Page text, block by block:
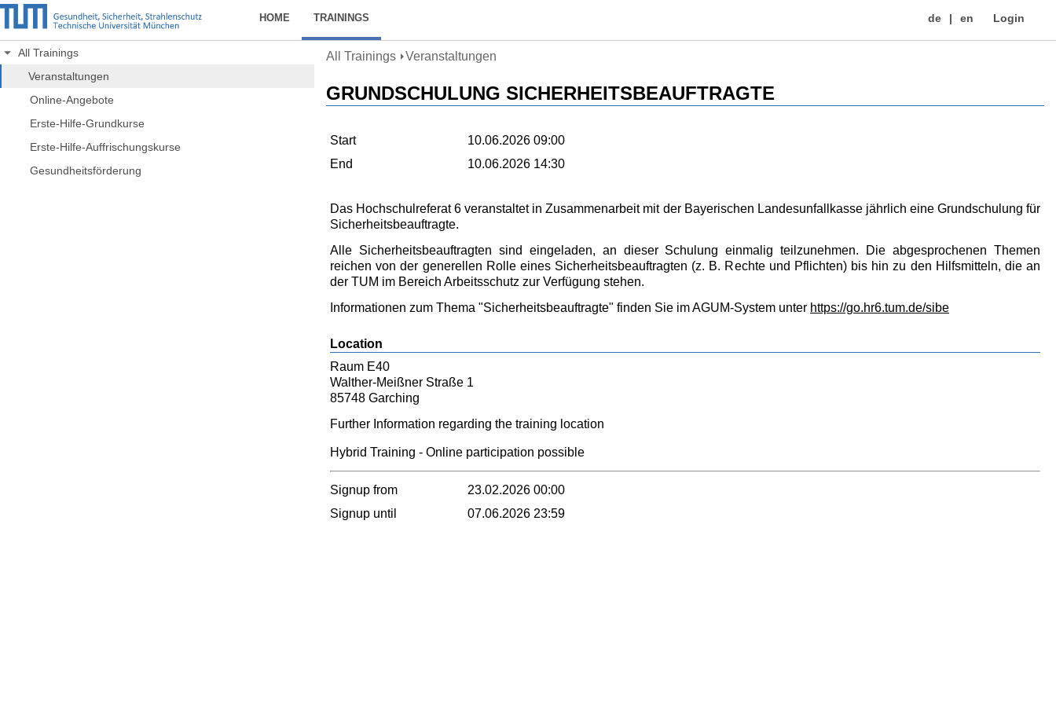
de en Login
HOME TRAININGS
All Trainings
Veranstaltungen
Online-Angebote
Erste-Hilfe-Grundkurse
Erste-Hilfe-Auffrischungskurse
Gesundheitsförderung
All Trainings Veranstaltungen
GRUNDSCHULUNG SICHERHEITSBEAUFTRAGTE
Start
10.06.2026 09:00
End
10.06.2026 14:30
Das Hochschulreferat 6 veranstaltet in Zusammenarbeit mit der Bayerischen Landesunfallkasse jährlich eine Grundschulung für
Sicherheitsbeauftragte.
Alle Sicherheitsbeauftragten sind eingeladen, an dieser Schulung einmalig teilzunehmen. Die abgesprochenen Themen
reichen von der generellen Rolle eines Sicherheitsbeauftragten (z. B. Rechte und Pflichten) bis hin zu den Hilfsmitteln, die an
der TUM im Bereich Arbeitsschutz zur Verfügung stehen.
Informationen zum Thema "Sicherheitsbeauftragte" finden Sie im AGUM-System unter https://go.hr6.tum.de/sibe
Location
Raum E40
Walther-Meißner Straße 1
85748 Garching
Further Information regarding the training location
Hybrid Training - Online participation possible
Signup from
23.02.2026 00:00
Signup until
07.06.2026 23:59